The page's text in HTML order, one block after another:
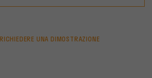
RICHIEDERE UNA DIMOSTRAZIONE